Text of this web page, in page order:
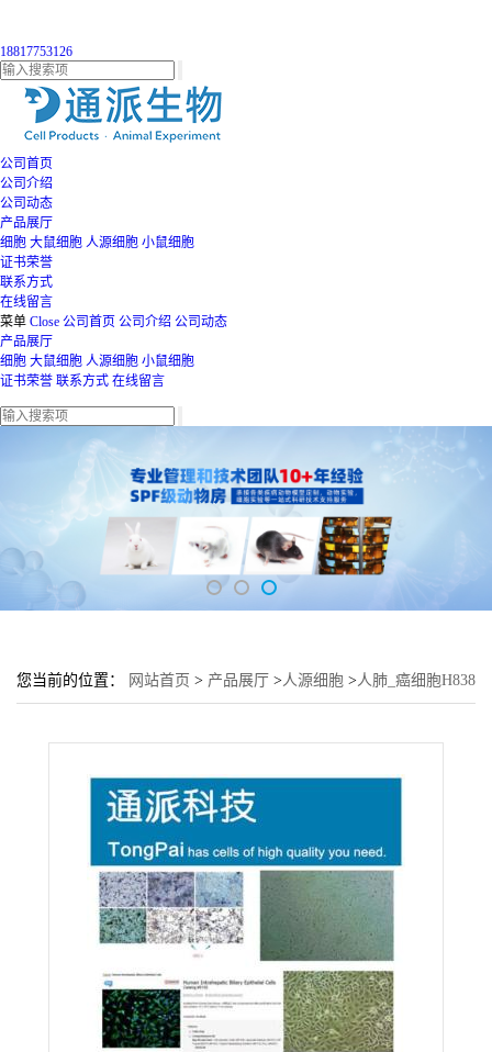
18817753126
公司首页
公司介绍
公司动态
产品展厅
细胞 大鼠细胞 人源细胞 小鼠细胞
证书荣誉
联系方式
在线留言
菜单 Close 公司首页 公司介绍 公司动态
产品展厅
细胞 大鼠细胞 人源细胞 小鼠细胞
证书荣誉 联系方式 在线留言
您当前的位置： 网站首页 > 产品展厅 >人源细胞 >人肺_癌细胞H838